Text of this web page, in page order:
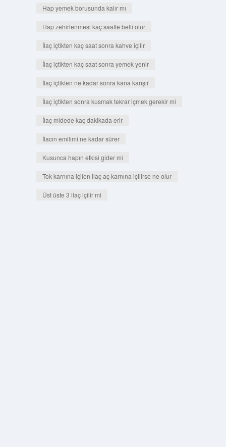
Hap yemek borusunda kalır mı
Hap zehirlenmesi kaç saatte belli olur
İlaç içtikten kaç saat sonra kahve içilir
İlaç içtikten kaç saat sonra yemek yenir
İlaç içtikten ne kadar sonra kana karışır
İlaç içtikten sonra kusmak tekrar içmek gerekir mi
İlaç midede kaç dakikada erir
İlacın emilimi ne kadar sürer
Kusunca hapın etkisi gider mi
Tok karnına içilen ilaç aç karnına içilirse ne olur
Üst üste 3 ilaç içilir mi